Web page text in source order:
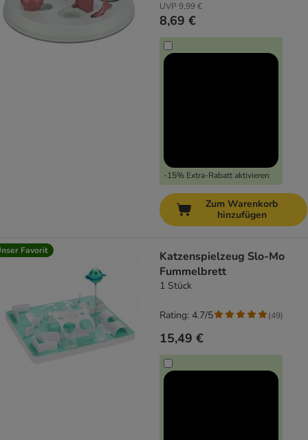
UVP 9,99 €
8,69 €
-15% Extra-Rabatt aktivieren
Zum Warenkorb
hinzufügen
Favorit
Katzenspielzeug Slo-Mo
Fummelbrett
1 Stück
15,49 €
Rating: 4.7/5 (49)